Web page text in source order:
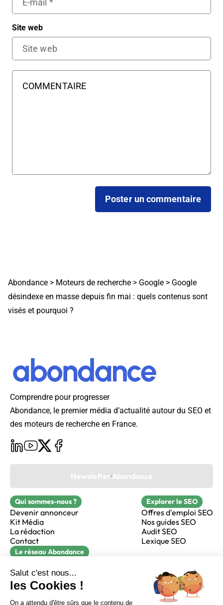
Site web
Abondance > Moteurs de recherche > Google > Google
désindexe en masse depuis fin mai : quels contenus sont
visés et pourquoi ?
Comprendre pour progresser
Abondance, le premier média d’actualité autour du SEO et
des moteurs de recherche en France.
Newsletter Abondance
Qui sommes-nous ?
Devenir annonceur
Kit Média
La rédaction
Contact
Explorer le SEO
Offres d'emploi SEO
Nos guides SEO
Audit SEO
Lexique SEO
Le réseau Abondance
Réacteur
alfie formation